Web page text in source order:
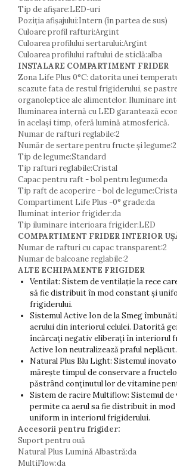
Tip de afișare:LED-uri
Poziția afișajului:Intern (în partea de sus)
Culoare profil rafturi:Argint
Culoarea profilului sertarului:Argint
Culoarea profilului raftului de sticlă:alba
INSTALARE COMPARTIMENT FRIDER
Zona Life Plus 0°C: datorita unei
scazute fata de restul frigiderului, se
organoleptice ale alimentelor. Iluminare
Iluminarea internă cu LED garantează
în același timp, oferă lumină atmosferică.
Numar de rafturi reglabile:2
Număr de sertare pentru fructe și legume:2
Tip de legume:Standard
Tip rafturi reglabile:Cristal
Capac pentru raft - bol pentru legume:da
Tip raft de acoperire - bol de
Compartiment Life Plus -0° grade:da
Iluminat interior frigider:da
Tip iluminare interioara frigider:LED
COMPARTIMENT FRIDER INTERIOR
Numar de rafturi cu capac transparent:2
Numar de balcoane reglabile:2
ALTE ECHIPAMENTE FRIGIDER
Ventilat: Sistem de ventilație la rece
să fie distribuit în mod constant și
frigiderului.
Sistemul Active Ion de la Smeg
aerului din interiorul celulei. Datorită
încărcați negativ eliberați în interiorul
Active Ion neutralizează praful neplăcut.
Natural Plus Blu Light: Sistemul
mărește timpul de conservare a
păstrând conținutul lor de vitamine
Sistem de racire Multiflow: Sistemul
permite ca aerul sa fie distribuit in
uniform in interiorul frigiderului.
Accesorii pentru frigider:
Suport pentru ouă
Natural Plus Lumină Albastră:da
MultiFlow:da